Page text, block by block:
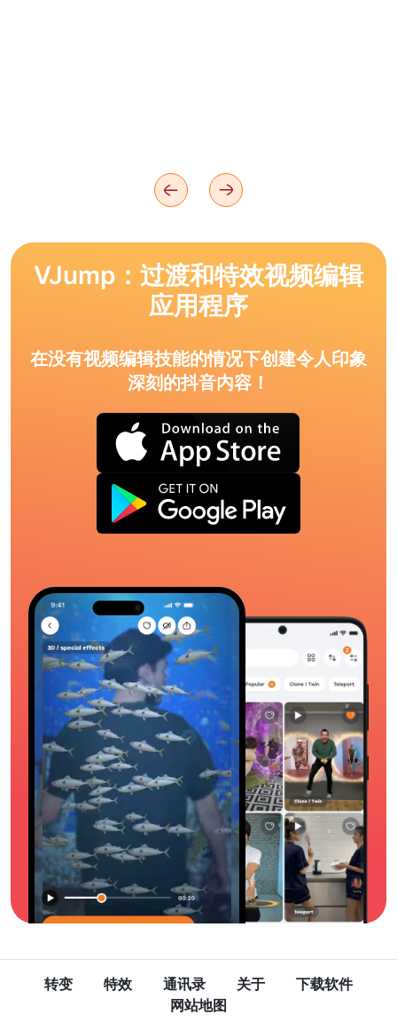
VJump：过渡和特效视频编辑
应用程序
在没有视频编辑技能的情况下创建令人印象
深刻的抖音内容！
转变 特效 通讯录 关于
下载软件
网站地图